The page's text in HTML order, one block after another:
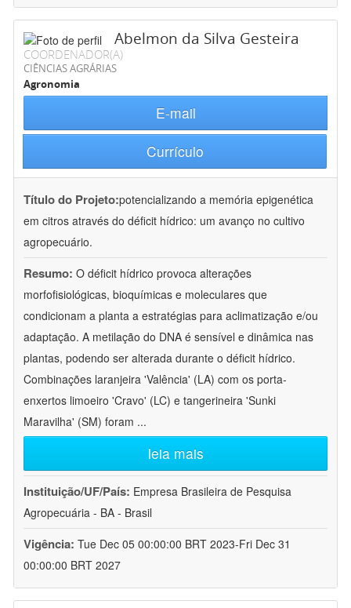
Abelmon da Silva Gesteira
COORDENADOR(A)
CIÊNCIAS AGRÁRIAS
Agronomia
E-mail
Currículo
Título do Projeto:potencializando a memória epigenética
em citros através do déficit hídrico: um avanço no cultivo
agropecuário.
Resumo: O déficit hídrico provoca alterações
morfofisiológicas, bioquímicas e moleculares que
condicionam a planta a estratégias para aclimatização e/ou
adaptação. A metilação do DNA é sensível e dinâmica nas
plantas, podendo ser alterada durante o déficit hídrico.
Combinações laranjeira 'Valência' (LA) com os porta-
enxertos limoeiro 'Cravo' (LC) e tangerineira 'Sunki
Maravilha' (SM) foram ...
leia mais
Instituição/UF/País: Empresa Brasileira de Pesquisa
Agropecuária - BA - Brasil
Vigência: Tue Dec 05 00:00:00 BRT 2023-Fri Dec 31
00:00:00 BRT 2027